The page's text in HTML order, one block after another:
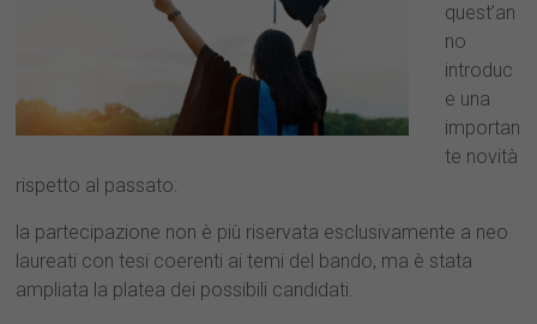
quest’an
no
introduc
e una
importan
te novità
rispetto al passato:
la partecipazione non è più riservata esclusivamente a neo
laureati con tesi coerenti ai temi del bando, ma è stata
ampliata la platea dei possibili candidati.